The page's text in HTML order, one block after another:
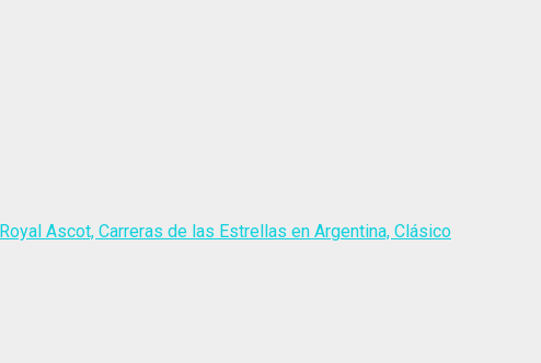
Ascot, Carreras de las Estrellas en Argentina, Clásico